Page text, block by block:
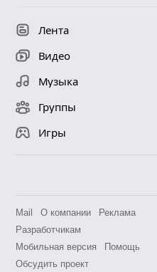
Лента
Видео
Музыка
Группы
Игры
Mail О компании
Реклама
Разработчикам
Мобильная версия
Помощь
Обсудить проект